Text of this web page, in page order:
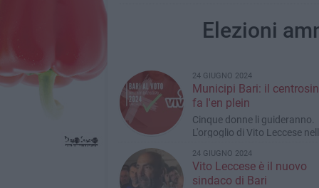
Elezioni
24 GIUGNO 2024
Municipi Bari: il
fa l'en plein
Cinque donne li guideranno.
L'orgoglio di Vito Leccese
neo-eletto
24 GIUGNO 2024
Vito Leccese è il nuovo
sindaco di Bari